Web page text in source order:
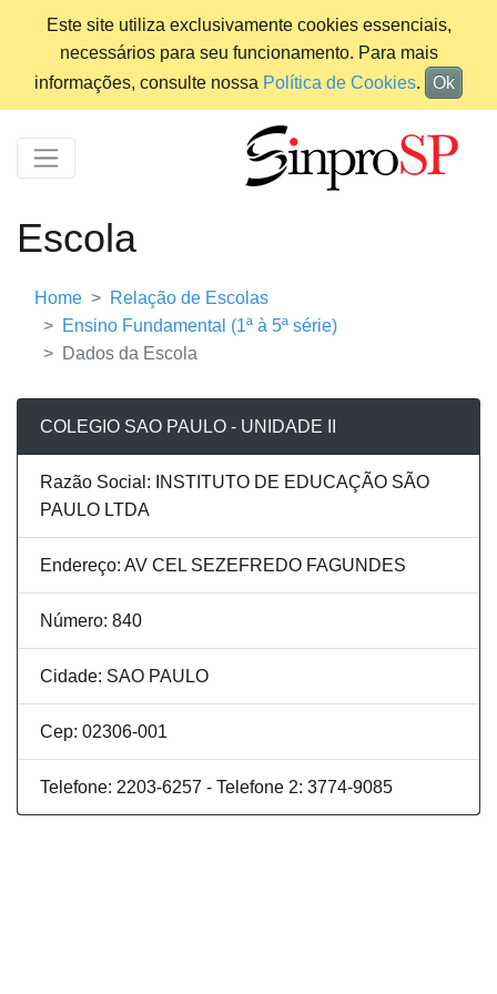
Este site utiliza exclusivamente cookies essenciais,
necessários para seu funcionamento. Para mais
informações, consulte nossa Política de Cookies. Ok
Escola
Home
Relação de Escolas
Ensino Fundamental (1ª à 5ª série)
Dados da Escola
COLEGIO SAO PAULO - UNIDADE II
Razão Social: INSTITUTO DE EDUCAÇÃO SÃO
PAULO LTDA
Endereço: AV CEL SEZEFREDO FAGUNDES
Número: 840
Cidade: SAO PAULO
Cep: 02306-001
Telefone: 2203-6257 - Telefone 2: 3774-9085